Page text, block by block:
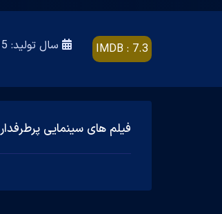
IMDB : 7.3 سال تولید: 2015
فیلم های سینمایی پرطرفدار